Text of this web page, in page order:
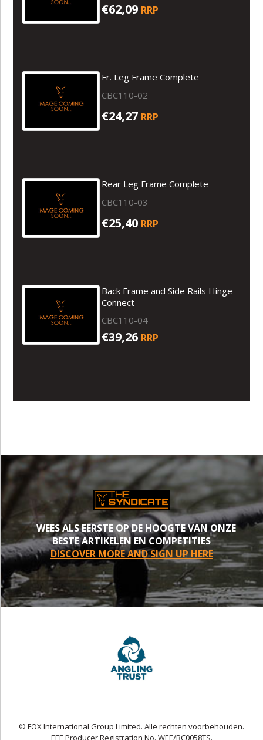
€62,09 RRP
Fr. Leg Frame Complete
CBC110-02
€24,27 RRP
Rear Leg Frame Complete
CBC110-03
€25,40 RRP
Back Frame and Side Rails Hinge
Connect
CBC110-04
€39,26 RRP
WEES ALS EERSTE OP DE HOOGTE VAN ONZE
BESTE ARTIKELEN EN COMPETITIES
DISCOVER MORE AND SIGN UP HERE
© FOX International Group Limited. Alle rechten voorbehouden.
EEE Producer Registration No. WEE/BC0058TS.